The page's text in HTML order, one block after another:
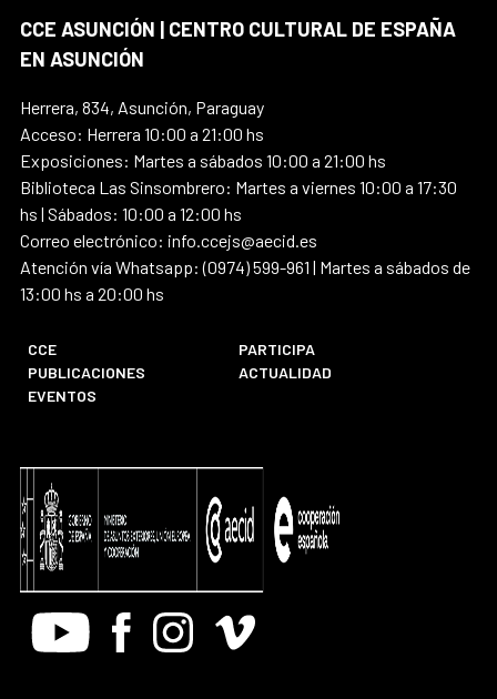
CCE ASUNCIÓN | CENTRO CULTURAL DE ESPAÑA
EN ASUNCIÓN
Herrera, 834, Asunción, Paraguay
Acceso: Herrera 10:00 a 21:00 hs
Exposiciones: Martes a sábados 10:00 a 21:00 hs
Biblioteca Las Sinsombrero: Martes a viernes 10:00 a 17:30
hs | Sábados: 10:00 a 12:00 hs
Correo electrónico: info.ccejs@aecid.es
Atención vía Whatsapp: (0974) 599-961 | Martes a sábados de
13:00 hs a 20:00 hs
CCE
PARTICIPA
PUBLICACIONES
ACTUALIDAD
EVENTOS
Youtube FacebookInstagram
Vimeo